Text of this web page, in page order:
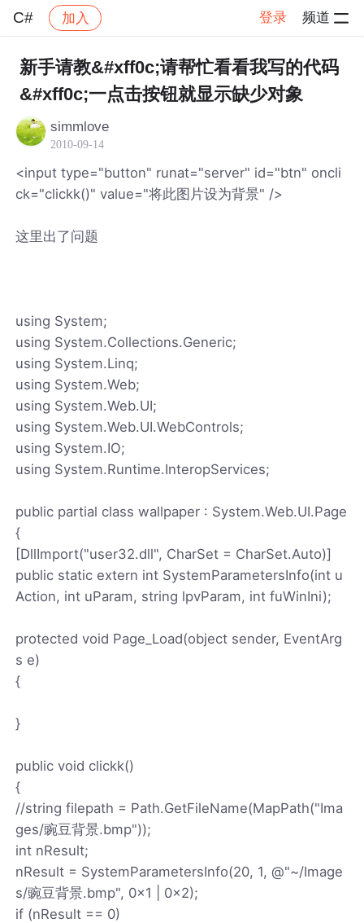
C# 加入 登录 频道
社区 C# 帖子详情
新手请教&#xff0c;请帮忙看看我写的代码
&#xff0c;一点击按钮就显示缺少对象
simmlove
2010-09-14
<input type="button" runat="server" id="btn" oncli
ck="clickk()" value="将此图片设为背景" />
这里出了问题
using System;
using System.Collections.Generic;
using System.Linq;
using System.Web;
using System.Web.UI;
using System.Web.UI.WebControls;
using System.IO;
using System.Runtime.InteropServices;
public partial class wallpaper : System.Web.UI.Page
{
[DllImport("user32.dll", CharSet = CharSet.Auto)]
public static extern int SystemParametersInfo(int u
Action, int uParam, string lpvParam, int fuWinIni);
protected void Page_Load(object sender, EventArg
s e)
{
}
public void clickk()
{
//string filepath = Path.GetFileName(MapPath("Ima
ges/豌豆背景.bmp"));
int nResult;
nResult = SystemParametersInfo(20, 1, @"~/Image
s/豌豆背景.bmp", 0x1 | 0x2);
if (nResult == 0)